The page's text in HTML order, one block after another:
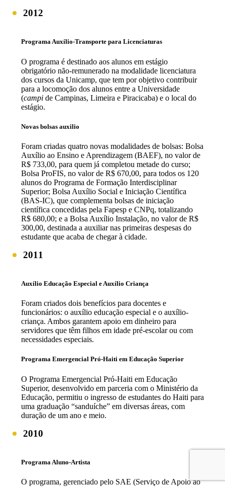
2012
Programa Auxílio-Transporte para Licenciaturas
O programa é destinado aos alunos em estágio
obrigatório não-remunerado na modalidade licenciatura
dos cursos da Unicamp, que tem por objetivo contribuir
para a locomoção dos alunos entre a Universidade
(campide Campinas, Limeira e Piracicaba) e o local do
estágio.
Novas bolsas auxilio
Foram criadas quatro novas modalidades de bolsas: Bolsa
Auxílio ao Ensino e Aprendizagem (BAEF), no valor de
R$ 733,00, para quem já completou metade do curso;
Bolsa ProFIS, no valor de R$ 670,00, para todos os 120
alunos do Programa de Formação Interdisciplinar
Superior; Bolsa Auxílio Social e Iniciação Científica
(BAS-IC), que complementa bolsas de iniciação
científica concedidas pela Fapesp e CNPq, totalizando
R$ 680,00; e a Bolsa Auxílio Instalação, no valor de R$
300,00, destinada a auxiliar nas primeiras despesas do
estudante que acaba de chegar à cidade.
2011
Auxílio Educação Especial e Auxílio Criança
Foram criados dois benefícios para docentes e
funcionários: o auxílio educação especial e o auxílio-
criança. Ambos garantem apoio em dinheiro para
servidores que têm filhos em idade pré-escolar ou com
necessidades especiais.
Programa Emergencial Pró-Haiti em Educação Superior
O Programa Emergencial Pró-Haiti em Educação
Superior, desenvolvido em parceria com o Ministério da
Educação, permitiu o ingresso de estudantes do Haiti para
uma graduação “sanduíche” em diversas áreas, com
duração de um ano e meio.
2010
Programa Aluno-Artista
O programa, gerenciado pelo SAE (Serviço de Apoio ao